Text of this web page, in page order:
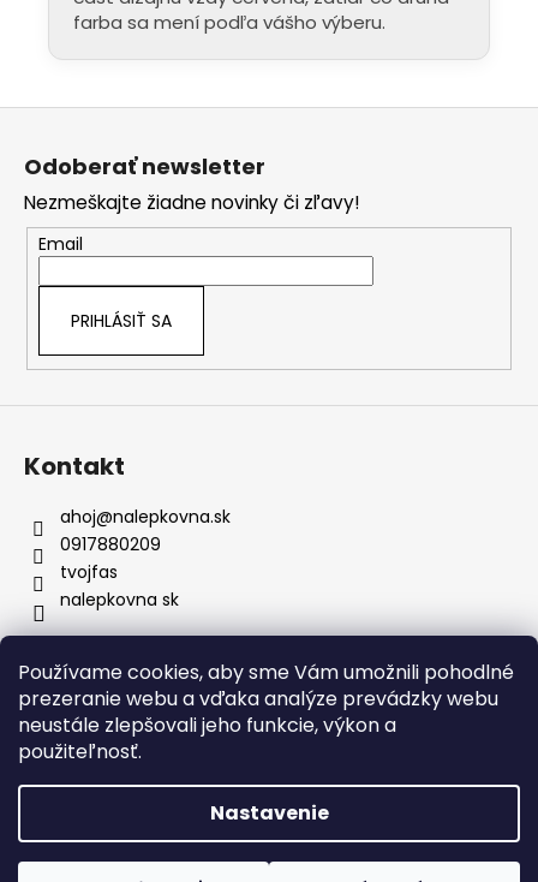
Používame cookies, aby sme Vám umožnili pohodlné
prezeranie webu a vďaka analýze prevádzky webu
neustále zlepšovali jeho funkcie, výkon a
použiteľnosť.
Nastavenie
zachovávajú svoju kvalitu aj pri
pravidelnej údržbe či návšteve
neprekladáme – väčšie rozmery vždy
nálepku dodávame s kvalitnou
prenosovou fóliou pre presné
farba sa mení podľa vášho výberu.
Z
Odoberať newsletter
Nezmeškajte žiadne novinky či zľavy!
Email
PRIHLÁSIŤ SA
Kontakt
ahoj@nalepkovna.sk
0917880209
tvojfas
nalepkovna sk
Obchodné podmienky
Podmienky ochrany osobných údajov
Kontakt
Doprava a platba Podmienky vrátenia Bez nálepiek
Napíšte nám